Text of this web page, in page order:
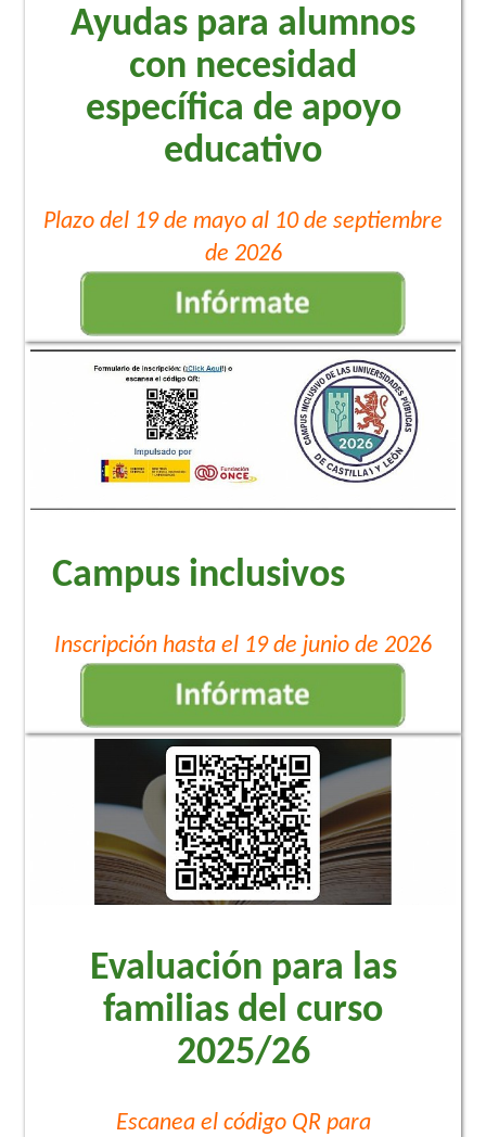
Ayudas para alumnos
con necesidad
específica de apoyo
educativo
Plazo del 19 de mayo al 10 de septiembre
de 2026
Campus inclusivos
Inscripción hasta el 19 de junio de 2026
Evaluación para las
familias del curso
2025/26
Escanea el código QR para